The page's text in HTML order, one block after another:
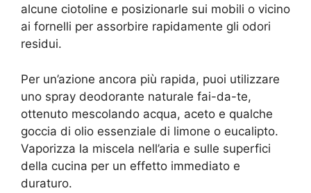
alcune ciotoline e posizionarle sui mobili o vicino
ai fornelli per assorbire rapidamente gli odori
residui.
Per un’azione ancora più rapida, puoi utilizzare
uno spray deodorante naturale fai-da-te,
ottenuto mescolando acqua, aceto e qualche
goccia di olio essenziale di limone o eucalipto.
Vaporizza la miscela nell’aria e sulle superfici
della cucina per un effetto immediato e
duraturo.